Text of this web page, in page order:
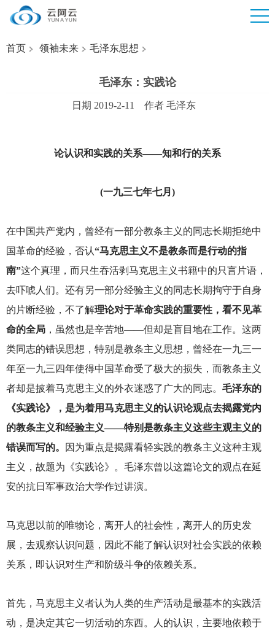
首页 领袖未来 毛泽东思想
毛泽东：实践论
日期 2019-2-11 作者 毛泽东
论认识和实践的关系——知和行的关系
(一九三七年七月)
在中国共产党内，曾经有一部分教条主义的同志长期拒绝中
国革命的经验，否认“马克思主义不是教条而是行动的指
南”这个真理，而只生吞活剥马克思主义书籍中的只言片语，
去吓唬人们。还有另一部分经验主义的同志长期拘守于自身
的片断经验，不了解理论对于革命实践的重要性，看不见革
命的全局，虽然也是辛苦地——但却是盲目地在工作。这两
类同志的错误思想，特别是教条主义思想，曾经在一九三一
年至一九三四年使得中国革命受了极大的损失，而教条主义
者却是披着马克思主义的外衣迷惑了广大的同志。 毛泽东的
《实践论》，是为着用马克思主义的认识论观点去揭露党内
的教条主义和经验主义——特别是教条主义这些主观主义的
错误而写的。
因为重点是揭露看轻实践的教条主义这种主观
主义，故题为《实践论》。毛泽东曾以这篇论文的观点在延
安的抗日军事政治大学作过讲演。
马克思以前的唯物论，离开人的社会性，离开人的历史发
展，去观察认识问题，因此不能了解认识对社会实践的依赖
关系，即认识对生产和阶级斗争的依赖关系。
首先，马克思主义者认为人类的生产活动是最基本的实践活
动，是决定其它一切活动的东西。人的认识，主要地依赖于